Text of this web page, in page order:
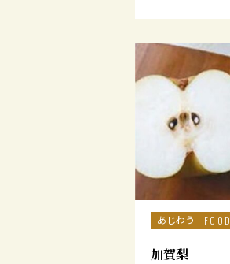
あじわう FOOD
加賀梨